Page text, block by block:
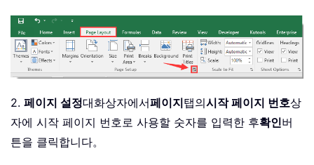
2. 페이지 설정대화상자에서페이지탭의시작 페이지 번호상
자에 시작 페이지 번호로 사용할 숫자를 입력한 후확인버
튼을 클릭합니다。